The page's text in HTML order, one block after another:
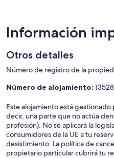
Información
Otros detalles
Número de registro de la
Número de alojamiento:
Este alojamiento está
decir, una parte que no actúa
profesión). No se aplicará la
consumidores de la UE a tu
desistimiento. La política de
propietario particular cubrirá tu